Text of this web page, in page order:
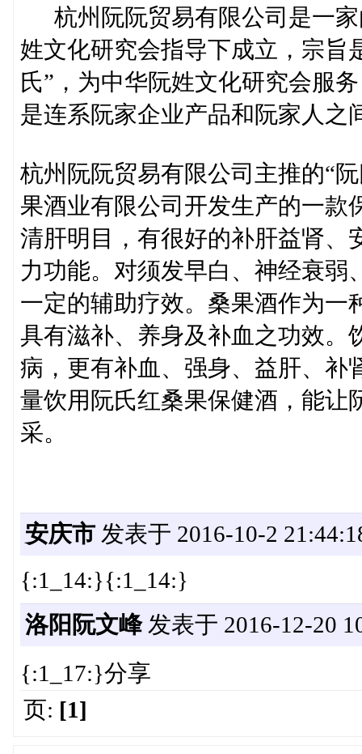
杭州阮阮贸易有限公司是一家
姓文化研究会指导下成立，宗旨
氏”，为中华阮姓文化研究会服
是连系阮家企业产品和阮家人之
杭州阮阮贸易有限公司主推的“
果酒业有限公司开发生产的一款
清肝明目，有很好的补肝益肾、
力功能。对须发早白、神经衰弱
一定的辅助疗效。桑果酒作为一
具有滋补、养身及补血之功效。
病，更有补血、强身、益肝、补
量饮用阮氏红桑果保健酒，能让
采。
安庆市发表于 2016-10-2
{:1_14:}{:1_14:}
洛阳阮文峰发表于 2016-12-20
{:1_17:}分享
页: [1]